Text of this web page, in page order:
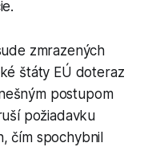
zmrazených
štáty EÚ doteraz
postupom
požiadavku
čím spochybnil